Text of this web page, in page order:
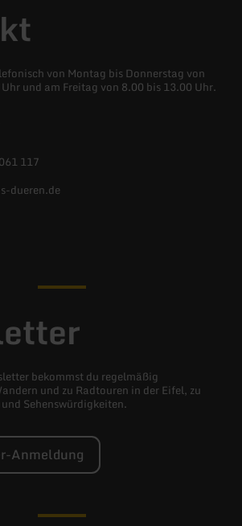
von Montag bis Donnerstag von
und am Freitag von 8.00 bis 13.00 Uhr.
117
dueren.de
bekommst du regelmäßig
und zu Radtouren in der Eifel, zu
Sehenswürdigkeiten.
Anmeldung